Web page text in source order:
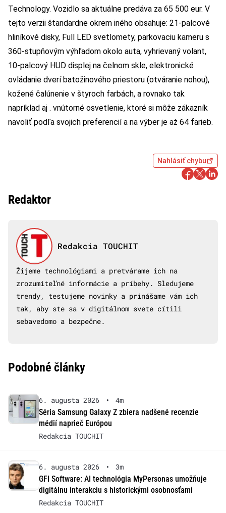
Technology. Vozidlo sa aktuálne predáva za 65 500 eur. V
tejto verzii štandardne okrem iného obsahuje: 21-palcové
hliníkové disky, Full LED svetlomety, parkovaciu kameru s
360-stupňovým výhľadom okolo auta, vyhrievaný volant,
10-palcový HUD displej na čelnom skle, elektronické
ovládanie dverí batožinového priestoru (otváranie nohou),
kožené čalúnenie v štyroch farbách, a rovnako tak
napríklad aj . vnútorné osvetlenie, ktoré si môže zákazník
navoliť podľa svojich preferencií a na výber je až 64 farieb.
Nahlásiť chybu
Redaktor
Redakcia TOUCHIT
Žijeme technológiami a pretvárame ich na
zrozumiteľné informácie a príbehy. Sledujeme
trendy, testujeme novinky a prinášame vám ich
tak, aby ste sa v digitálnom svete cítili
sebavedomo a bezpečne.
Podobné články
6. augusta 2026 •
4m
Séria Samsung Galaxy Z zbiera nadšené recenzie
médií naprieč Európou
Redakcia TOUCHIT
6. augusta 2026 •
3m
GFI Software: AI technológia MyPersonas umožňuje
digitálnu interakciu s historickými osobnosťami
Redakcia TOUCHIT